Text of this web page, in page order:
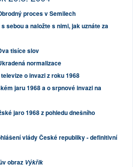
proces v Semilech
sebou a naložte s nimi, jak uznáte za
tisíce slov
normalizace
o invazi z roku 1968
jaru 1968 a o srpnové invazi na
jaro 1968 z pohledu dnešního
vlády České republiky - definitivní
obraz Výkřik